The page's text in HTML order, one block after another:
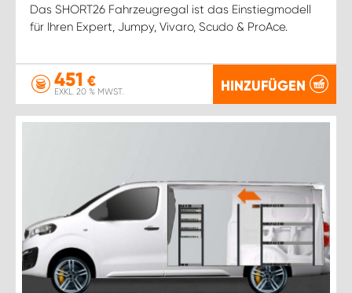
Das SHORT26 Fahrzeugregal ist das Einstiegmodell
für Ihren Expert, Jumpy, Vivaro, Scudo & ProAce.
451 €
EXKL. 20 % MWST. HINZUFÜGEN